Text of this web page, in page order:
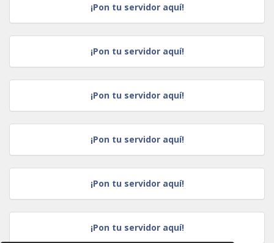
¡Pon tu servidor aquí!
¡Pon tu servidor aquí!
¡Pon tu servidor aquí!
¡Pon tu servidor aquí!
¡Pon tu servidor aquí!
¡Pon tu servidor aquí!